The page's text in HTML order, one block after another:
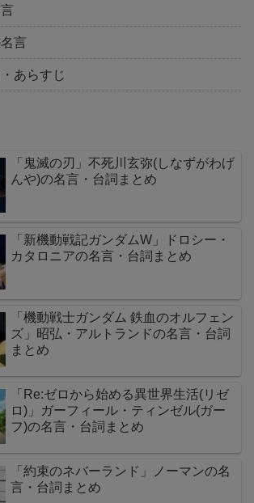
言
あらすじ
「鬼滅の刃」不死川玄弥(しなずがわげ
んや)の名言・台詞まとめ
「新機動戦記ガンダムW」ドロシー・
カタロニアの名言・台詞まとめ
「機動戦士ガンダム 鉄血のオルフェン
ズ」昭弘・アルトランドの名言・台詞
まとめ
「Re:ゼロから始める異世界生活(リゼ
ロ)」ガーフィール・ティンゼル(ガー
フ)の名言・台詞まとめ
「約束のネバーランド」ノーマンの名
言・台詞まとめ